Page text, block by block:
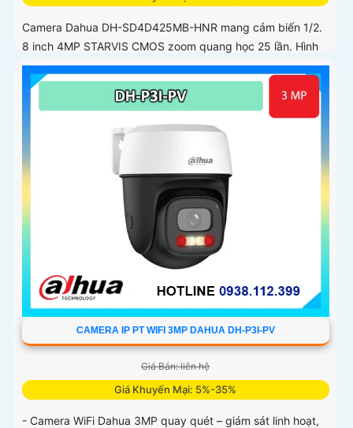
Camera Dahua DH-SD4D425MB-HNR mang cảm biến 1/2.
8 inch 4MP STARVIS CMOS zoom quang học 25 lần. Hình
ảnh sắc nét ban đêm với Starlight tầm hồng ngoại 100 mét
ánh sáng ấm 50 mét
CAMERA IP PT WIFI 3MP DAHUA DH-P3I-PV
Giá Bán: liên hệ
Giá Khuyến Mại: 5%-35%
- Camera WiFi Dahua 3MP quay quét – giám sát linh hoạt,